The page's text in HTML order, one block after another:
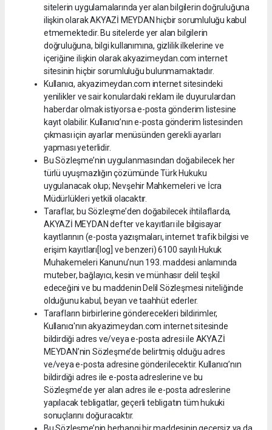
sitelerin uygulamalarında yer alan bilgilerin doğruluğuna
ilişkin olarak AKYAZİ MEYDAN hiçbir sorumluluğu kabul
etmemektedir. Bu sitelerde yer alan bilgilerin
doğruluğuna, bilgi kullanımına, gizlilik ilkelerine ve
içeriğine ilişkin olarak akyazimeydan.com internet
sitesinin hiçbir sorumluluğu bulunmamaktadır.
Kullanıcı, akyazimeydan.com internet sitesindeki
yenilikler ve sair konulardaki reklam ile duyurulardan
haberdar olmak istiyorsa e-posta gönderim listesine
kayıt olabilir. Kullanıcı’nın e-posta gönderim listesinden
çıkması için ayarlar menüsünden gerekli ayarları
yapması yeterlidir.
Bu Sözleşme’nin uygulanmasından doğabilecek her
türlü uyuşmazlığın çözümünde Türk Hukuku
uygulanacak olup; Nevşehir Mahkemeleri ve İcra
Müdürlükleri yetkili olacaktır.
Taraflar, bu Sözleşme’den doğabilecek ihtilaflarda,
AKYAZİ MEYDAN defter ve kayıtları ile bilgisayar
kayıtlarının (e-posta yazışmaları, internet trafik bilgisi ve
erişim kayıtları[log] ve benzeri) 6100 sayılı Hukuk
Muhakemeleri Kanunu’nun 193. maddesi anlamında
muteber, bağlayıcı, kesin ve münhasır delil teşkil
edeceğini ve bu maddenin Delil Sözleşmesi niteliğinde
olduğunu kabul, beyan ve taahhüt ederler.
Tarafların birbirlerine gönderecekleri bildirimler,
Kullanıcı'nın akyazimeydan.com internet sitesinde
bildirdiği adres ve/veya e-posta adresi ile AKYAZİ
MEYDAN’nin Sözleşme’de belirtmiş olduğu adres
ve/veya e-posta adresine gönderilecektir. Kullanıcı’nın
bildirdiği adres ile e-posta adreslerine ve bu
Sözleşme’de yer alan adres ile e-posta adreslerine
yapılacak tebligatlar, geçerli tebligatın tüm hukuki
sonuçlarını doğuracaktır.
Bu Sözleşme’nin herhangi bir maddesinin geçersiz ya da